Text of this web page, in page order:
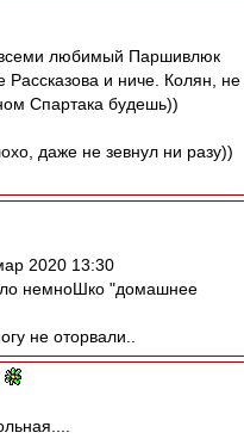
любимый Паршивлюк
Рассказова и ниче. Колян, не
Спартака будешь))
даже не зевнул ни разу))
2020 13:30
немноШко "домашнее
не оторвали..